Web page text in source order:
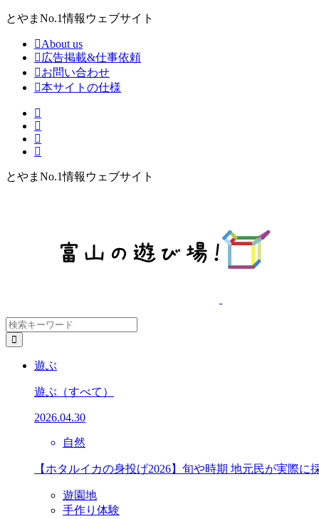
とやまNo.1情報ウェブサイト
About us
広告掲載&仕事依頼
お問い合わせ
本サイトの仕様
とやまNo.1情報ウェブサイト
遊ぶ
遊ぶ （すべて）
2026.04.30
自然
【ホタルイカの身投げ2026】旬や時期 地元民が実際に
遊園地
手作り体験